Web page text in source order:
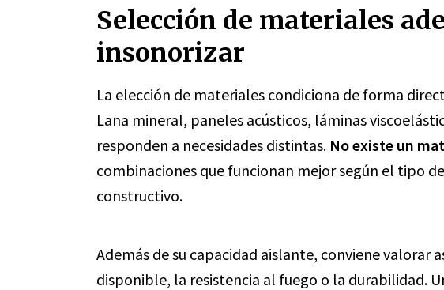
Selección de materiales
insonorizar
La elección de materiales condiciona de forma
Lana mineral, paneles acústicos, láminas
responden a necesidades distintas. No existe un
combinaciones que funcionan mejor según el tipo
constructivo.
Además de su capacidad aislante, conviene valorar
disponible, la resistencia al fuego o la durabilidad.